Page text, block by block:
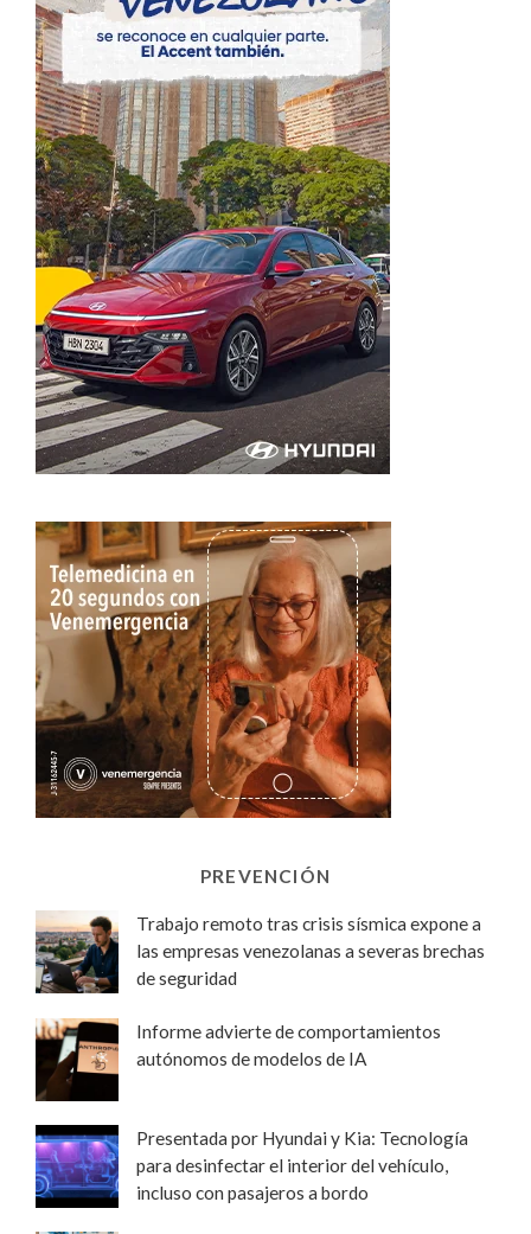
PREVENCIÓN
Trabajo remoto tras crisis sísmica expone a
las empresas venezolanas a severas brechas
de seguridad
Informe advierte de comportamientos
autónomos de modelos de IA
Presentada por Hyundai y Kia: Tecnología
para desinfectar el interior del vehículo,
incluso con pasajeros a bordo